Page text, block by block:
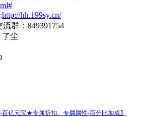
http://hh.199sy.cn/
群：849391754
了尘
-百亿元宝★专属折扣、专属属性-百分比加成】